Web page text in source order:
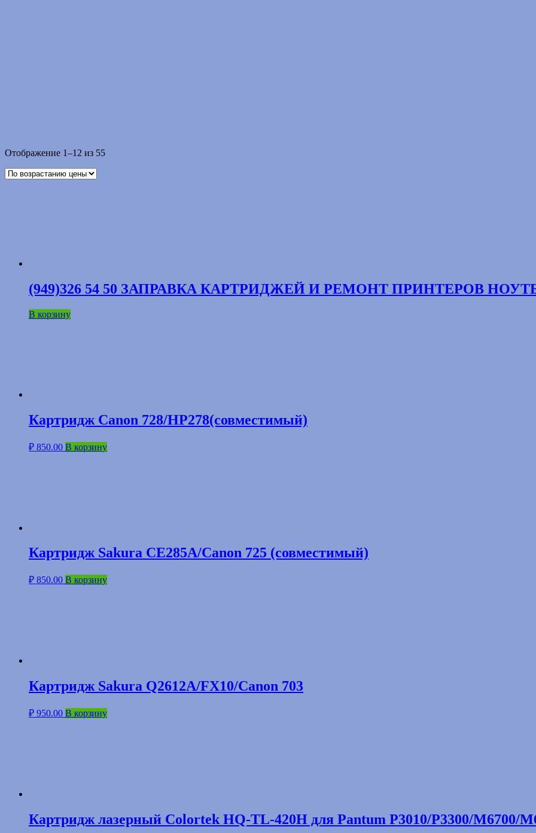
Отображение 1–12 из 55Цены:
(949)326 54 50 ЗАПРАВКА КАРТРИДЖЕЙ И РЕМОНТ ПРИНТЕРОВ
В корзину
Картридж Canon 728/HP278(совместимый)
₽ 850.00 В корзину
Картридж Sakura CE285A/Canon 725 (совместимый)
₽ 850.00 В корзину
Картридж Sakura Q2612A/FX10/Canon 703
₽ 950.00 В корзину
Картридж лазерный Colortek HQ-TL-420H для Pantum P3010/P3300/M6700/